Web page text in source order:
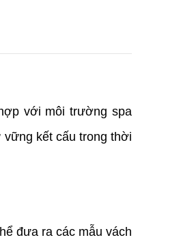
với môi trường spa
vững kết cấu trong thời
đưa ra các mẫu vách